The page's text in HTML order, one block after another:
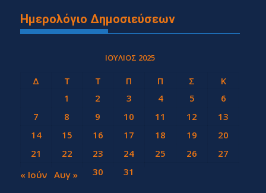
Ημερολόγιο Δημοσιεύσεων
ΙΟΎΛΙΟΣ 2025
Δ Τ Τ Π Π Σ
Κ
1
2 3 4 5
6
7
8 9 10 11 12
13
14
15 16 17 18 19
20
21
22 23 24 25 26
27
28
29 30 31
« Ιούν Αυγ »